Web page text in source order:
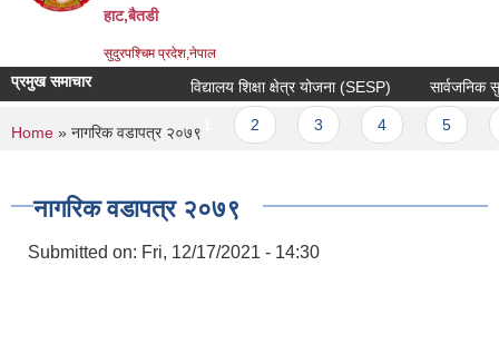
हाट,बैतडी
सुदुरपश्चिम प्रदेश,नेपाल
प्रमुख समाचार विद्यालय शिक्षा क्षेत्र योजना (SESP) सार्वजनिक
Pages
1
You are here
Home » नागरिक वडापत्र २०७९
नागरिक वडापत्र २०७९
Submitted on: Fri, 12/17/2021 - 14:30